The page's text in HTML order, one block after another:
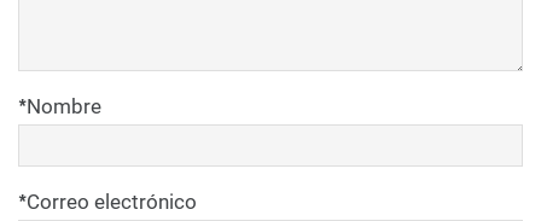
Nombre
*
Correo electrónico
*